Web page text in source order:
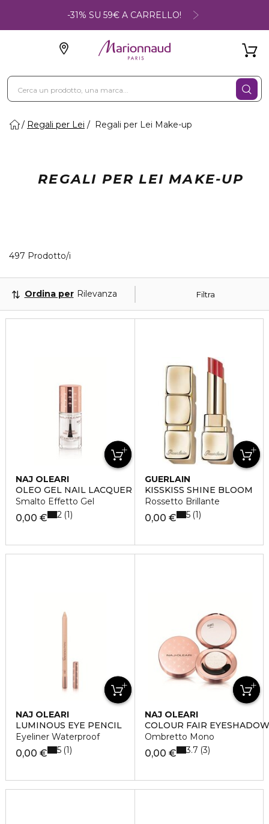
-31% SU 59€ A CARRELLO!
Regali per Lei Regali per Lei Make-up
REGALI PER LEI MAKE-UP
497 Prodotto/i
Filtra
Ordina per Rilevanza
NAJ OLEARI
OLEO GEL NAIL LACQUER
Smalto Effetto Gel
0,00 € 2 1
GUERLAIN
KISSKISS SHINE BLOOM
Rossetto Brillante
0,00 € 5 1
NAJ OLEARI
LUMINOUS EYE PENCIL
Eyeliner Waterproof
0,00 € 5 1
NAJ OLEARI
COLOUR FAIR
Ombretto Mono
0,00 € 3.7 3